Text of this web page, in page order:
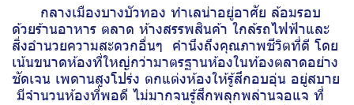
กลางเมืองบางบัวทอง ทำเลน่าอยู่อาศัย ล้อมรอบ
ด้วยร้านอาหาร ตลาด ห้างสรรพสินค้า ใกล้รถไฟฟ้าและ
สิ่งอำนวยความสะดวกอื่นๆ คำนึงถึงคุณภาพชีวิตที่ดี โดย
เน้นขนาดห้องที่ใหญ่กว่ามาตรฐานห้องในท้องตลาดอย่าง
ชัดเจน เพดานสูงโปร่ง ตกแต่งห้องให้รู้สึกอบอุ่น อยู่สบาย
มีจำนวนห้องที่พอดี ไม่มากจนรู้สึกพลุกพล่านจอแจ ที่